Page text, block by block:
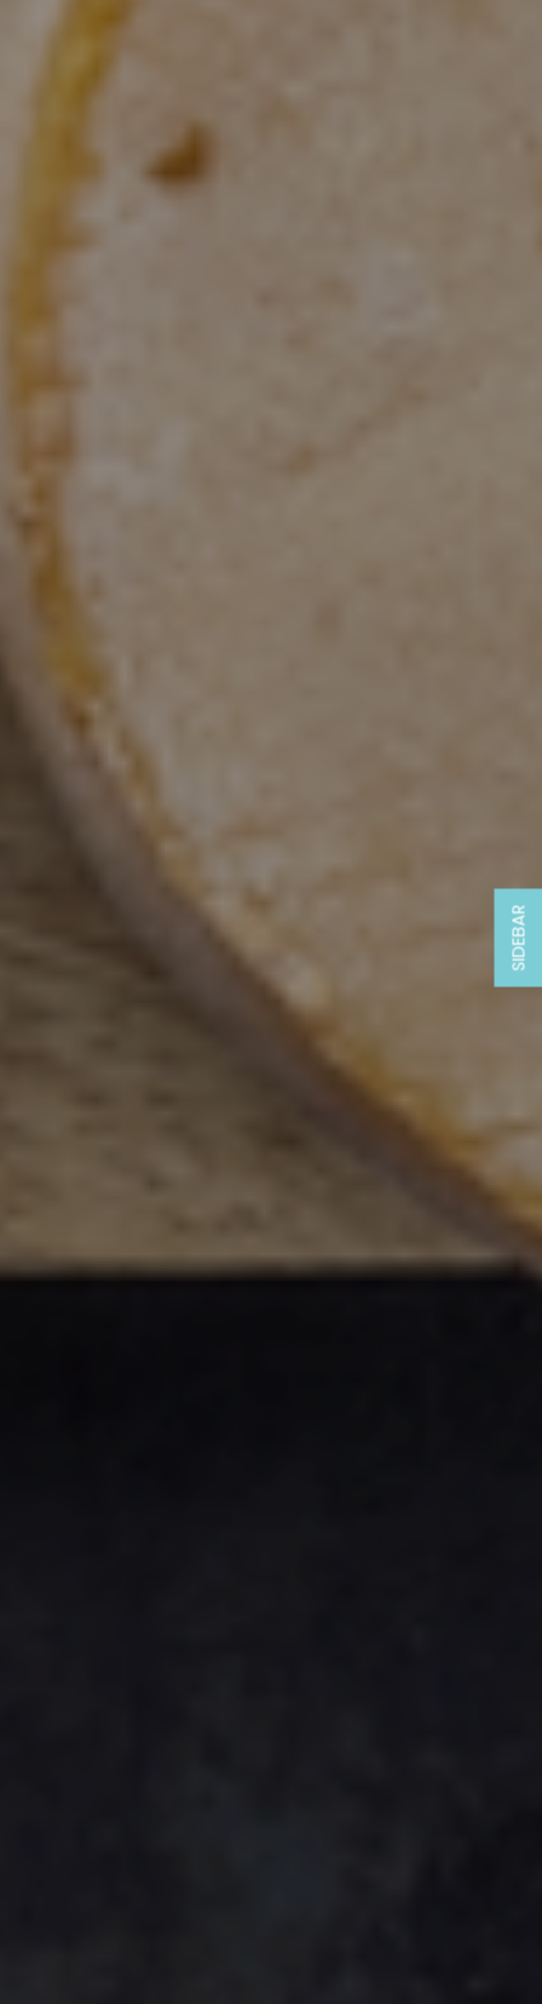
SIDEBAR